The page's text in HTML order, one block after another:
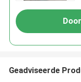
Geadviseerde